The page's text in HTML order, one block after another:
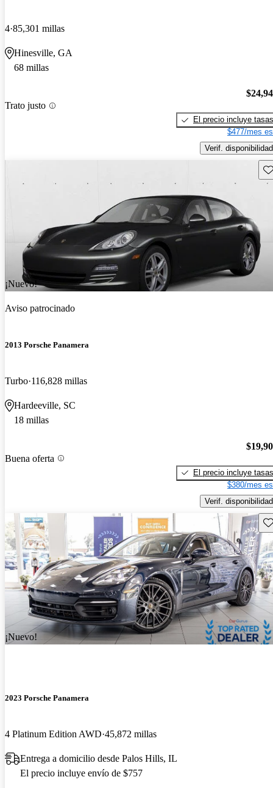
4 85,301 millas
Hinesville, GA
68 millas
Trato justo
El precio incluye tasas
$477/mes
Verif. disponibilidad
¡Nuevo!
Aviso patrocinado
2013 Porsche Panamera
Turbo 116,828 millas
Hardeeville, SC
18 millas
Buena oferta
El precio incluye tasas
$380/mes
Verif. disponibilidad
¡Nuevo!
2023 Porsche Panamera
4 Platinum Edition AWD 45,872 millas
Entrega a domicilio desde Palos Hills, IL
El precio incluye envío de $757